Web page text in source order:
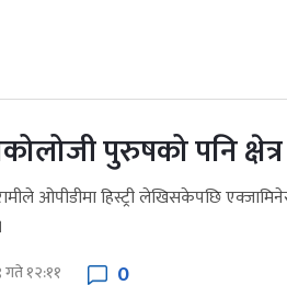
पुरुषको पनि क्षेत्र
ओपीडीमा हिस्ट्री लेखिसकेपछि
१२:११ 0